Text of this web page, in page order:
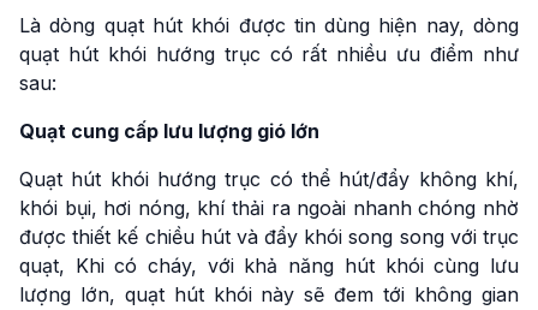
Là dòng quạt hút khói được tin dùng hiện nay, dòng
quạt hút khói hướng trục có rất nhiều ưu điểm như
sau:
Quạt cung cấp lưu lượng gió lớn
Quạt hút khói hướng trục có thể hút/đẩy không khí,
khói bụi, hơi nóng, khí thải ra ngoài nhanh chóng nhờ
được thiết kế chiều hút và đẩy khói song song với trục
quạt, Khi có cháy, với khả năng hút khói cùng lưu
lượng lớn, quạt hút khói này sẽ đem tới không gian